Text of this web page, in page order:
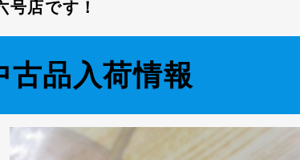
号店です！
古品入荷情報